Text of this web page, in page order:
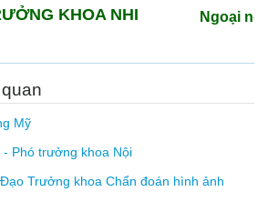
KHOA NHI
Ngoại
Mỹ
- Phó trưởng khoa Nội
Trưởng khoa Chẩn đoán hình ảnh